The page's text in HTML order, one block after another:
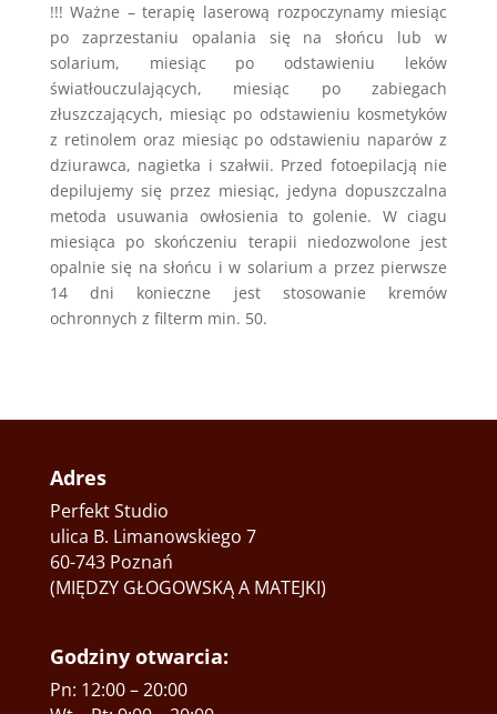
!!! Ważne – terapię laserową rozpoczynamy miesiąc
po zaprzestaniu opalania się na słońcu lub w
solarium, miesiąc po odstawieniu leków
światłouczulających, miesiąc po zabiegach
złuszczających, miesiąc po odstawieniu kosmetyków
z retinolem oraz miesiąc po odstawieniu naparów z
dziurawca, nagietka i szałwii. Przed fotoepilacją nie
depilujemy się przez miesiąc, jedyna dopuszczalna
metoda usuwania owłosienia to golenie. W ciagu
miesiąca po skończeniu terapii niedozwolone jest
opalnie się na słońcu i w solarium a przez pierwsze
14 dni konieczne jest stosowanie kremów
ochronnych z filterm min. 50.
Adres
Perfekt Studio
ulica B. Limanowskiego 7
60-743 Poznań
(MIĘDZY GŁOGOWSKĄ A MATEJKI)
Godziny otwarcia:
Pn: 12:00 – 20:00